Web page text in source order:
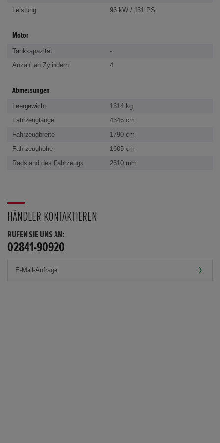
Leistung
96 kW / 131 PS
Motor
Tankkapazität
-
Anzahl an Zylindern
4
Abmessungen
Leergewicht
1314 kg
Fahrzeuglänge
4346 cm
Fahrzeugbreite
1790 cm
Fahrzeughöhe
1605 cm
Radstand des Fahrzeugs
2610 mm
HÄNDLER KONTAKTIEREN
RUFEN SIE UNS AN:
02841-90920